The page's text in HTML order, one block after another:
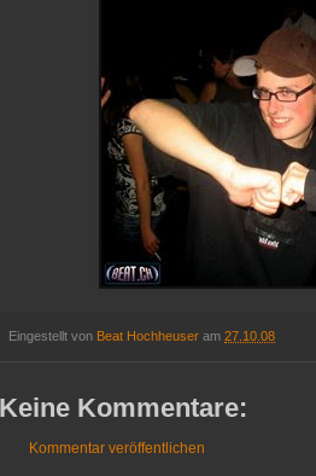
Eingestellt von Beat Hochheuser am 27.10.08
Keine Kommentare:
Kommentar veröffentlichen